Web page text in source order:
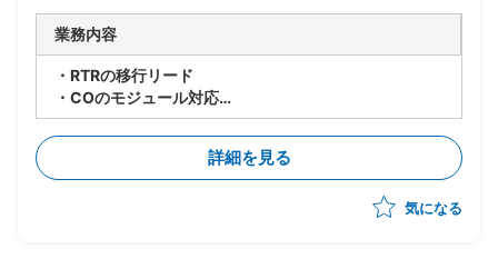
業務内容
・RTRの移行リード
・COのモジュール対応
・SAPデータ移行
・クライアントファシリテーション
・各チーム(FI/CO/AA/RAR/CLM)担当と協同して移行
タスクの推進
・進め方のクライアントとの討議、進捗管理、課題管理
詳細を見る
気になる